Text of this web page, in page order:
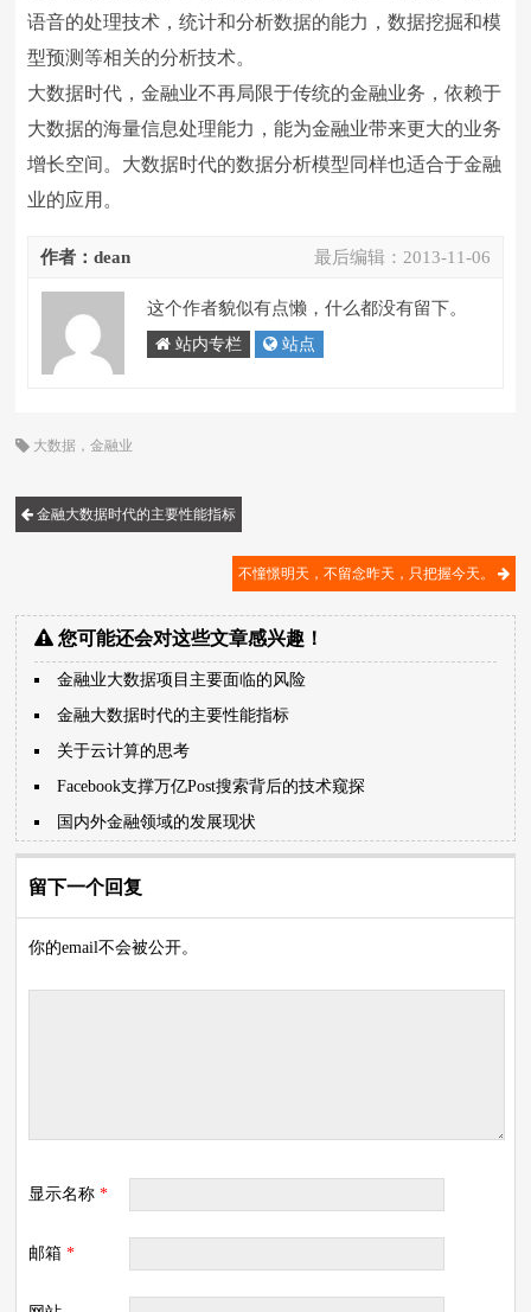
语音的处理技术，统计和分析数据的能力，数据挖掘和模
型预测等相关的分析技术。
大数据时代，金融业不再局限于传统的金融业务，依赖于
大数据的海量信息处理能力，能为金融业带来更大的业务
增长空间。大数据时代的数据分析模型同样也适合于金融
业的应用。
最后编辑： 2013-11-06
作者：dean
这个作者貌似有点懒，什么都没有留下。
站内专栏 站点
大数据 ，金融业
金融大数据时代的主要性能指标
不憧憬明天，不留念昨天，只把握今天。
您可能还会对这些文章感兴趣！
金融业大数据项目主要面临的风险
金融大数据时代的主要性能指标
关于云计算的思考
Facebook支撑万亿Post搜索背后的技术窥探
国内外金融领域的发展现状
留下一个回复
你的email不会被公开。
显示名称*
邮箱*